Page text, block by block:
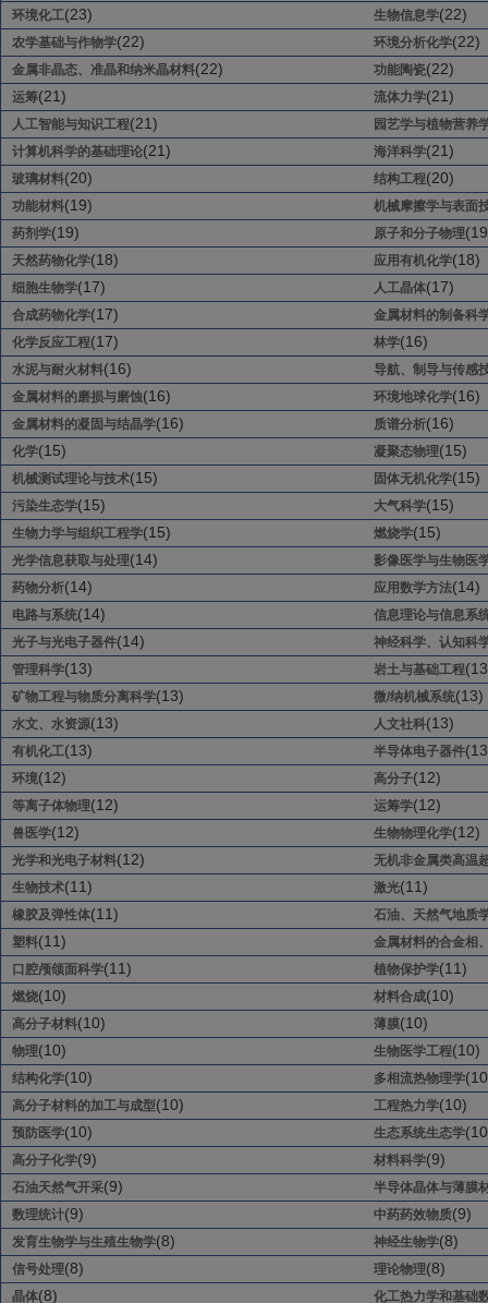
环境化工(23) 生物信息学(22)
农学基础与作物学(22) 环境分析化学(22)
金属非晶态、准晶和纳米晶材料(22) 功能陶瓷(22)
运筹(21) 流体力学(21)
人工智能与知识工程(21)
园艺学与植物营养
计算机科学的基础理论(21) 海洋科学(21)
玻璃材料(20) 结构工程(20)
功能材料(19)
机械摩擦学与表面
药剂学(19) 原子和分子物理
天然药物化学(18) 应用有机化学(18)
细胞生物学(17) 人工晶体(17)
合成药物化学(17)
金属材料的制备科
化学反应工程(17) 林学(16)
水泥与耐火材料(16)
导航、制导与传感
金属材料的磨损与磨蚀(16) 环境地球化学(16)
金属材料的凝固与结晶学(16) 质谱分析(16)
化学(15) 凝聚态物理(15)
机械测试理论与技术(15) 固体无机化学(15)
污染生态学(15) 大气科学(15)
生物力学与组织工程学(15) 燃烧学(15)
光学信息获取与处理(14)
影像医学与生物医
药物分析(14) 应用数学方法(14)
电路与系统(14)
信息理论与信息系
光子与光电子器件(14)
神经科学、认知科
管理科学(13) 岩土与基础工程
矿物工程与物质分离科学(13) 微/纳机械系统(13)
水文、水资源(13) 人文社科(13)
有机化工(13) 半导体电子器件
环境(12) 高分子(12)
等离子体物理(12) 运筹学(12)
兽医学(12) 生物物理化学(12)
光学和光电子材料(12)
无机非金属类高温
生物技术(11) 激光(11)
橡胶及弹性体(11)
石油、天然气地质
塑料(11)
金属材料的合金相
口腔颅颌面科学(11) 植物保护学(11)
燃烧(10) 材料合成(10)
高分子材料(10) 薄膜(10)
物理(10) 生物医学工程(10)
结构化学(10) 多相流热物理学
高分子材料的加工与成型(10) 工程热力学(10)
预防医学(10) 生态系统生态学
高分子化学(9) 材料科学(9)
石油天然气开采(9)
半导体晶体与薄膜
数理统计(9) 中药药效物质(9)
发育生物学与生殖生物学(8) 神经生物学(8)
信号处理(8) 理论物理(8)
晶体(8)
化工热力学和基础